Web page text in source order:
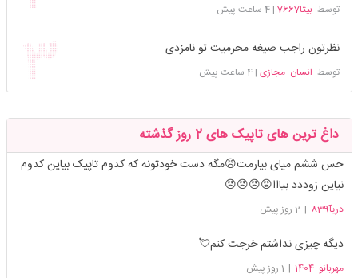
توسطبیتا7667 |4 ساعت پیش
نظرتون راجب صیغه محرمیت تو نامزدی
توسط انسان_مجازی |4 ساعت پیش
داغ ترین های تاپیک های 2 روز گذشته
حس ششم میای بیارمت😠مگه دست خودتونه که کدوم تاپیک بیاین کدوم
نیاین زوددد بیااا😡😠😠😠
دریآ839 | 2 روز پیش
دیگه چیزی نداشتم خرجت کنم💘
مهربانو_1404 | 1 روز پیش